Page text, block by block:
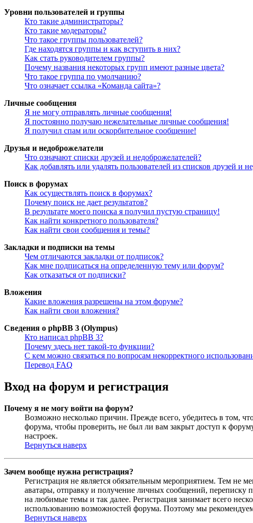
Уровни пользователей и группы
Кто такие администраторы?
Кто такие модераторы?
Что такое группы пользователей?
Где находятся группы и как вступить в них?
Как стать руководителем группы?
Почему названия некоторых групп имеют разные цвета?
Что такое группа по умолчанию?
Что означает ссылка «Команда сайта»?
Личные сообщения
Я не могу отправлять личные сообщения!
Я постоянно получаю нежелательные личные сообщения!
Я получил спам или оскорбительное сообщение!
Друзья и недоброжелатели
Что означают списки друзей и недоброжелателей?
Как добавлять или удалять пользователей из списков друзей и
Поиск в форумах
Как осуществлять поиск в форумах?
Почему поиск не дает результатов?
В результате моего поиска я получил пустую страницу!
Как найти конкретного пользователя?
Как найти свои сообщения и темы?
Закладки и подписки на темы
Чем отличаются закладки от подписок?
Как мне подписаться на определенную тему или форум?
Как отказаться от подписки?
Вложения
Какие вложения разрешены на этом форуме?
Как найти свои вложения?
Сведения о phpBB 3 (Olympus)
Кто написал phpBB 3?
Почему здесь нет такой-то функции?
С кем можно связаться по вопросам некорректного
Перевод FAQ
Вход на форум и регистрация
Почему я не могу войти на форум?
Возможно несколько причин. Прежде всего, убедитесь в том,
форума, чтобы проверить, не был ли вам закрыт доступ к
настроек.
Вернуться наверх
Зачем вообще нужна регистрация?
Регистрация не является обязательным мероприятием. Тем не
аватары, отправку и получение личных сообщений, переписку
на любимые темы и так далее. Регистрация занимает всего
использованию возможностей форума. Поэтому мы рекомендуем
Вернуться наверх